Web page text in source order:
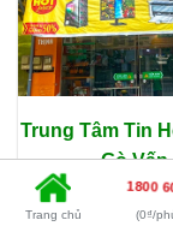
Trung Tâm Tin
Gò Vấp
Trang chủ
1800
(0₫/